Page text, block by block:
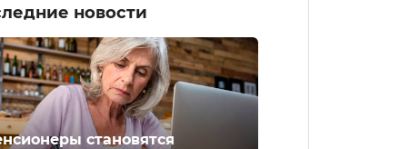
новости
становятся